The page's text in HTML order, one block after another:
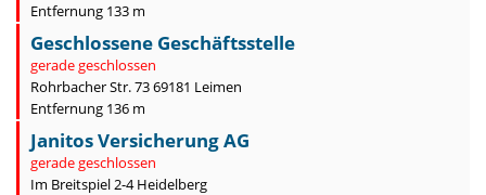
Entfernung 133 m
Geschlossene Geschäftsstelle
gerade geschlossen
Rohrbacher Str. 73 69181 Leimen
Entfernung 136 m
Janitos Versicherung AG
gerade geschlossen
Im Breitspiel 2-4 Heidelberg